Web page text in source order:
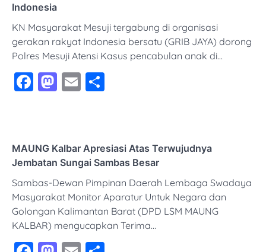
Indonesia
KN Masyarakat Mesuji tergabung di organisasi
gerakan rakyat Indonesia bersatu (GRIB JAYA) dorong
Polres Mesuji Atensi Kasus pencabulan anak di…
Facebook
Mastodon
Email
MAUNG Kalbar Apresiasi Atas Terwujudnya
Jembatan Sungai Sambas Besar
Sambas-Dewan Pimpinan Daerah Lembaga Swadaya
Masyarakat Monitor Aparatur Untuk Negara dan
Golongan Kalimantan Barat (DPD LSM MAUNG
KALBAR) mengucapkan Terima…